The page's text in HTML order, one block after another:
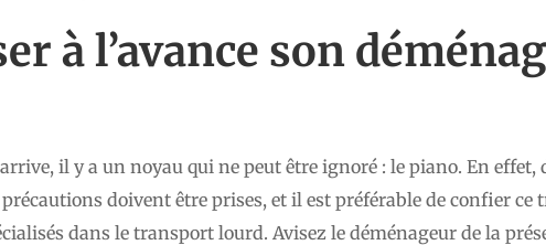
à l’avance son
il y a un noyau qui ne peut être ignoré : le piano. En effet,
doivent être prises, et il est préférable de confier ce
dans le transport lourd. Avisez le déménageur de la